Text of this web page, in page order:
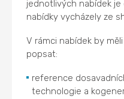
jednotlivých nabídek
nabídky vycházely ze
V rámci nabídek by
popsat:
reference
technologie a